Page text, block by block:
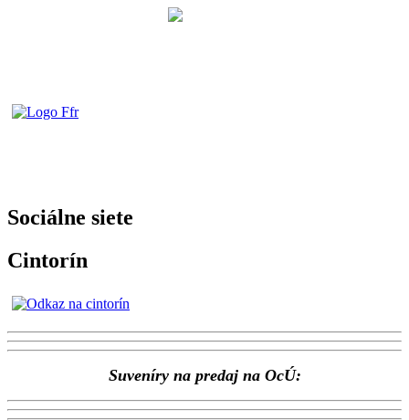
Sociálne siete
Cintorín
Suveníry na predaj na OcÚ: